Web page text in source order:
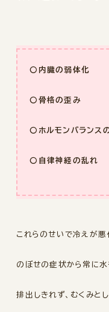
〇内臓の弱体化
〇骨格の歪み
〇ホルモンバランス
〇自律神経の乱れ
これらのせいで冷えが悪
のぼせの症状から常に水
排出しきれず、むくみと